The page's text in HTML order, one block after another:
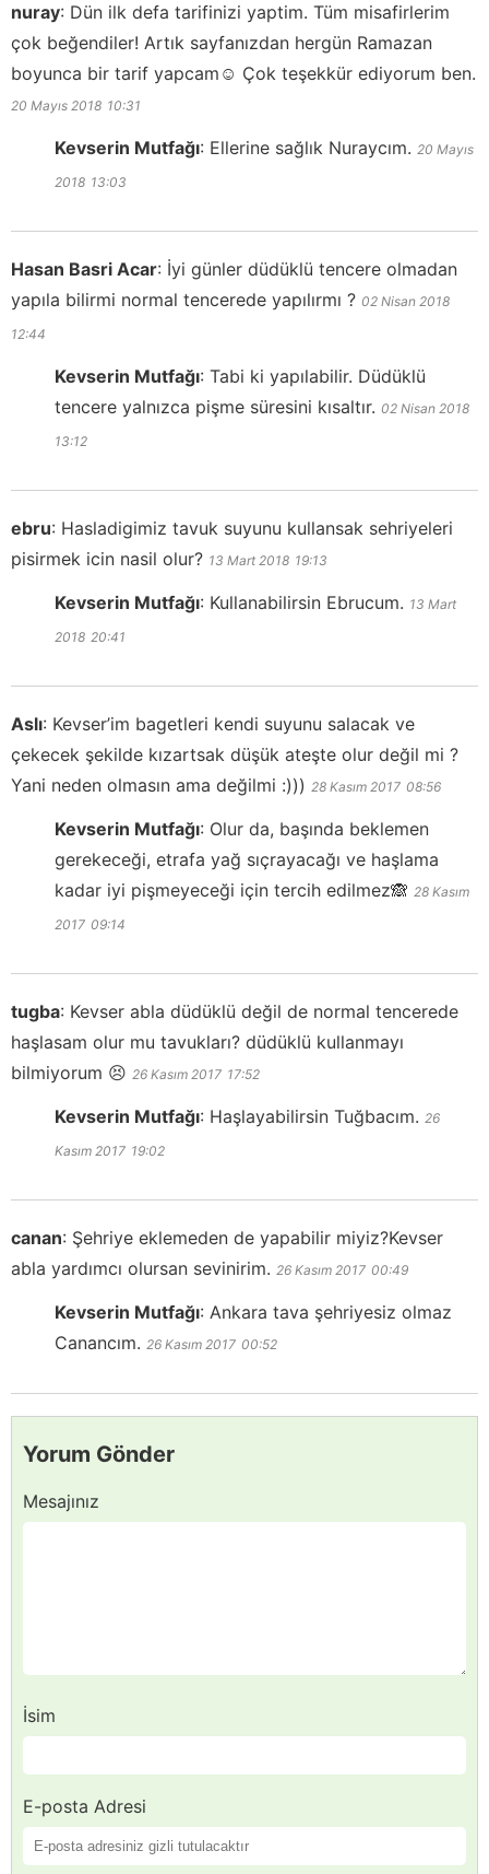
nuray: Dün ilk defa tarifinizi yaptim. Tüm misafirlerim
çok beğendiler! Artık sayfanızdan hergün Ramazan
boyunca bir tarif yapcam☺️ Çok teşekkür ediyorum ben.
20 Mayıs 2018 10:31
Kevserin Mutfağı: Ellerine sağlık Nuraycım. 20 Mayıs
2018 13:03
Hasan Basri Acar: İyi günler düdüklü tencere olmadan
yapıla bilirmi normal tencerede yapılırmı ? 02 Nisan 2018
12:44
Kevserin Mutfağı: Tabi ki yapılabilir. Düdüklü
tencere yalnızca pişme süresini kısaltır. 02 Nisan 2018
13:12
ebru: Hasladigimiz tavuk suyunu kullansak sehriyeleri
pisirmek icin nasil olur? 13 Mart 2018 19:13
Kevserin Mutfağı: Kullanabilirsin Ebrucum. 13 Mart
2018 20:41
Aslı: Kevser’im bagetleri kendi suyunu salacak ve
çekecek şekilde kızartsak düşük ateşte olur değil mi ?
Yani neden olmasın ama değilmi :))) 28 Kasım 2017 08:56
Kevserin Mutfağı: Olur da, başında beklemen
gerekeceği, etrafa yağ sıçrayacağı ve haşlama
kadar iyi pişmeyeceği için tercih edilmez🙈 28 Kasım
2017 09:14
tugba: Kevser abla düdüklü değil de normal tencerede
haşlasam olur mu tavukları? düdüklü kullanmayı
bilmiyorum 😣 26 Kasım 2017 17:52
Kevserin Mutfağı: Haşlayabilirsin Tuğbacım. 26
Kasım 2017 19:02
canan: Şehriye eklemeden de yapabilir miyiz?Kevser
abla yardımcı olursan sevinirim. 26 Kasım 2017 00:49
Kevserin Mutfağı: Ankara tava şehriyesiz olmaz
Canancım. 26 Kasım 2017 00:52
Yorum Gönder
Mesajınız
İsim
E-posta Adresi